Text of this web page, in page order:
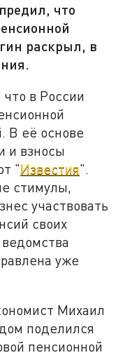
что
раскрыл, в
в России
В её основе
и взносы
"Известия".
стимулы,
участвовать
своих
уже
Михаил
поделился
пенсионной